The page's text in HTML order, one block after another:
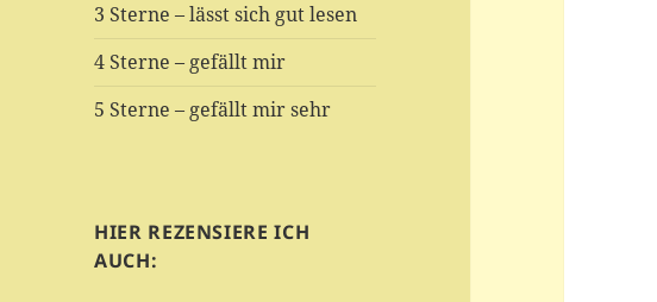
3 Sterne – lässt sich gut lesen
4 Sterne – gefällt mir
5 Sterne – gefällt mir sehr
HIER REZENSIERE ICH
AUCH: